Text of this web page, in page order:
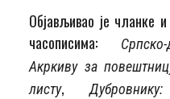
Објављивао је чланке
часописима:
Акркиву за
листу,Дубровнику